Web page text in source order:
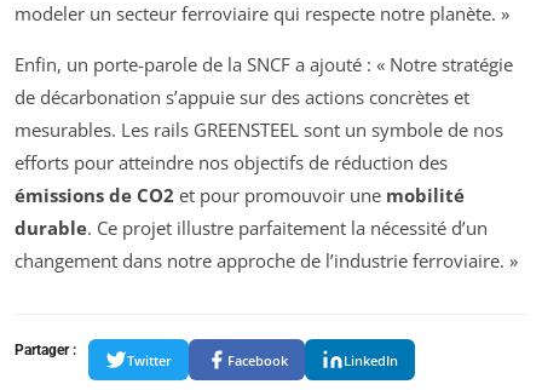
modeler un secteur ferroviaire qui respecte notre planète. »
Enfin, un porte-parole de la SNCF a ajouté : « Notre stratégie
de décarbonation s’appuie sur des actions concrètes et
mesurables. Les rails GREENSTEEL sont un symbole de nos
efforts pour atteindre nos objectifs de réduction des
émissions de CO2 et pour promouvoir une mobilité
durable. Ce projet illustre parfaitement la nécessité d’un
changement dans notre approche de l’industrie ferroviaire. »
Partager :
Twitter Facebook LinkedIn